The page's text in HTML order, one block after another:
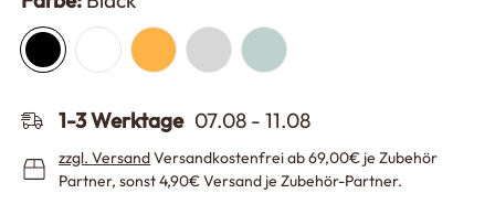
1-3 Werktage 07.08 - 11.08
zzgl.VersandVersandkostenfrei ab 69,00€ je Zubehör
Partner, sonst 4,90€ Versand je Zubehör-Partner.